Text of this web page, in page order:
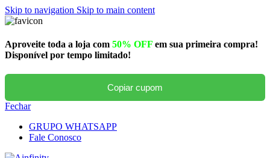
Skip to navigation Skip to main content
Aproveite toda a loja com 50% OFF em sua primeira compra!
Disponível por tempo limitado!
Copiar cupom
Fechar
GRUPO WHATSAPP
Fale Conosco